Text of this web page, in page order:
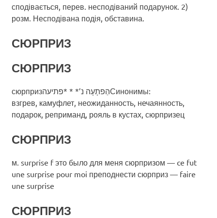
сподівається, перев. несподіваний подарунок. 2)
розм. Несподівана подія, обставина.
СЮРПРИЗ
СЮРПРИЗ
сюрпризהַפתָעָה נ’* * *פתיעהСинонимы:
взгрев, камуфлет, неожиданность, нечаянность,
подарок, реприманд, рояль в кустах, сюрпризец
СЮРПРИЗ
м. surprise f это было для меня сюрпризом — ce fut
une surprise pour moi преподнести сюрприз — faire
une surprise
СЮРПРИЗ